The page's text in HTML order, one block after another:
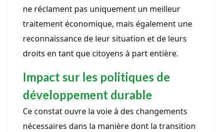
ne réclament pas uniquement un meilleur
traitement économique, mais également une
reconnaissance de leur situation et de leurs
droits en tant que citoyens à part entière.
Impact sur les politiques de
développement durable
Ce constat ouvre la voie à des changements
nécessaires dans la manière dont la transition